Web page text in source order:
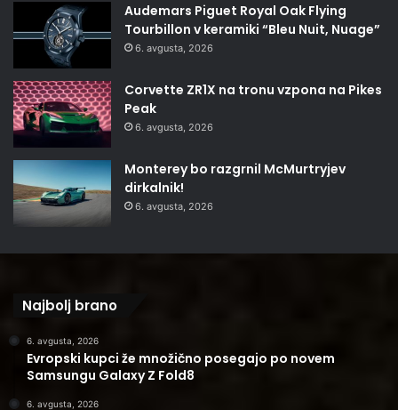
Audemars Piguet Royal Oak Flying
Tourbillon v keramiki “Bleu Nuit, Nuage”
6. avgusta, 2026
Corvette ZR1X na tronu vzpona na Pikes
Peak
6. avgusta, 2026
Monterey bo razgrnil McMurtryjev
dirkalnik!
6. avgusta, 2026
Najbolj brano
6. avgusta, 2026
Evropski kupci že množično posegajo po novem
Samsungu Galaxy Z Fold8
6. avgusta, 2026